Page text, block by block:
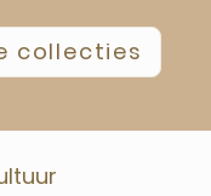
collecties